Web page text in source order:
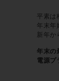
平素は
年末年
新年か
年末の
電源プ